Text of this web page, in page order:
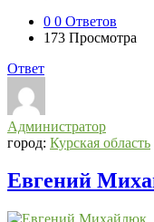
0 0 Ответов
173 Просмотра
Ответ
Администратор
город: Курская область
Евгений